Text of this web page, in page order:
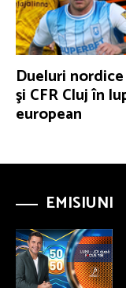
Dueluri
şi CFR Cluj în
european
EMISIUNI